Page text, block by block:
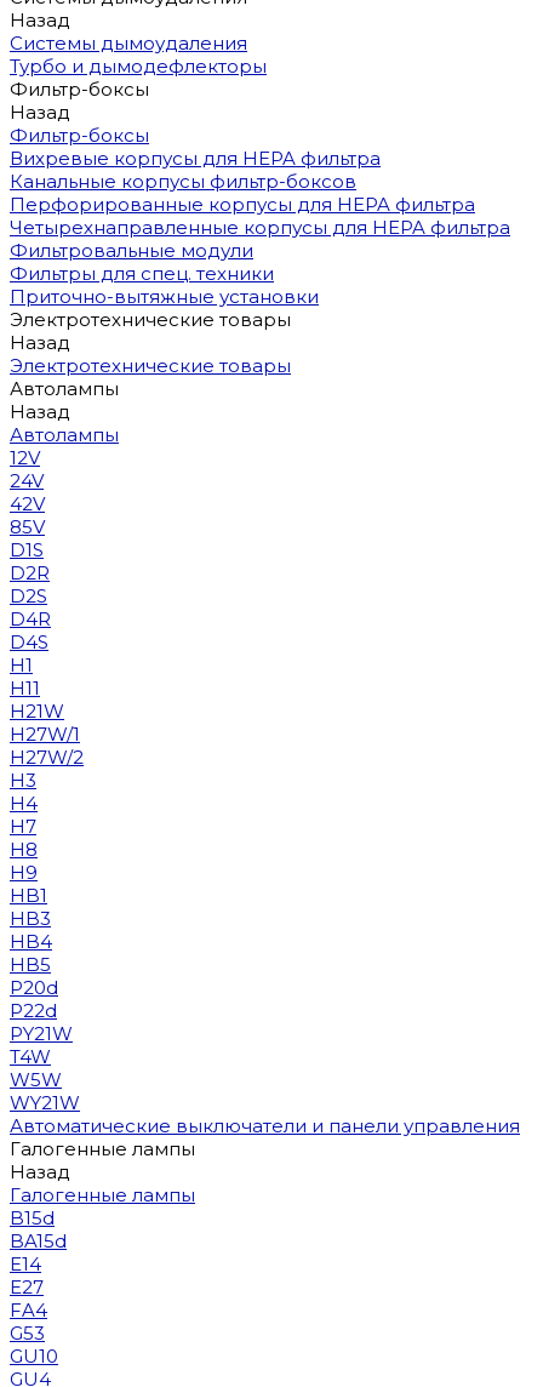
Назад
Системы дымоудаления
Турбо и дымодефлекторы
Фильтр-боксы
Назад
Фильтр-боксы
Вихревые корпусы для HEPA фильтра
Канальные корпусы фильтр-боксов
Перфорированные корпусы для HEPA фильтра
Четырехнаправленные корпусы для HEPA фильтра
Фильтровальные модули
Фильтры для спец. техники
Приточно-вытяжные установки
Электротехнические товары
Назад
Электротехнические товары
Автолампы
Назад
Автолампы
12V
24V
42V
85V
D1S
D2R
D2S
D4R
D4S
H1
H11
H21W
H27W/1
H27W/2
H3
H4
H7
H8
H9
HB1
HB3
HB4
HB5
P20d
P22d
PY21W
T4W
W5W
WY21W
Автоматические выключатели и панели управления
Галогенные лампы
Назад
Галогенные лампы
B15d
BA15d
E14
E27
FA4
G53
GU10
GU4